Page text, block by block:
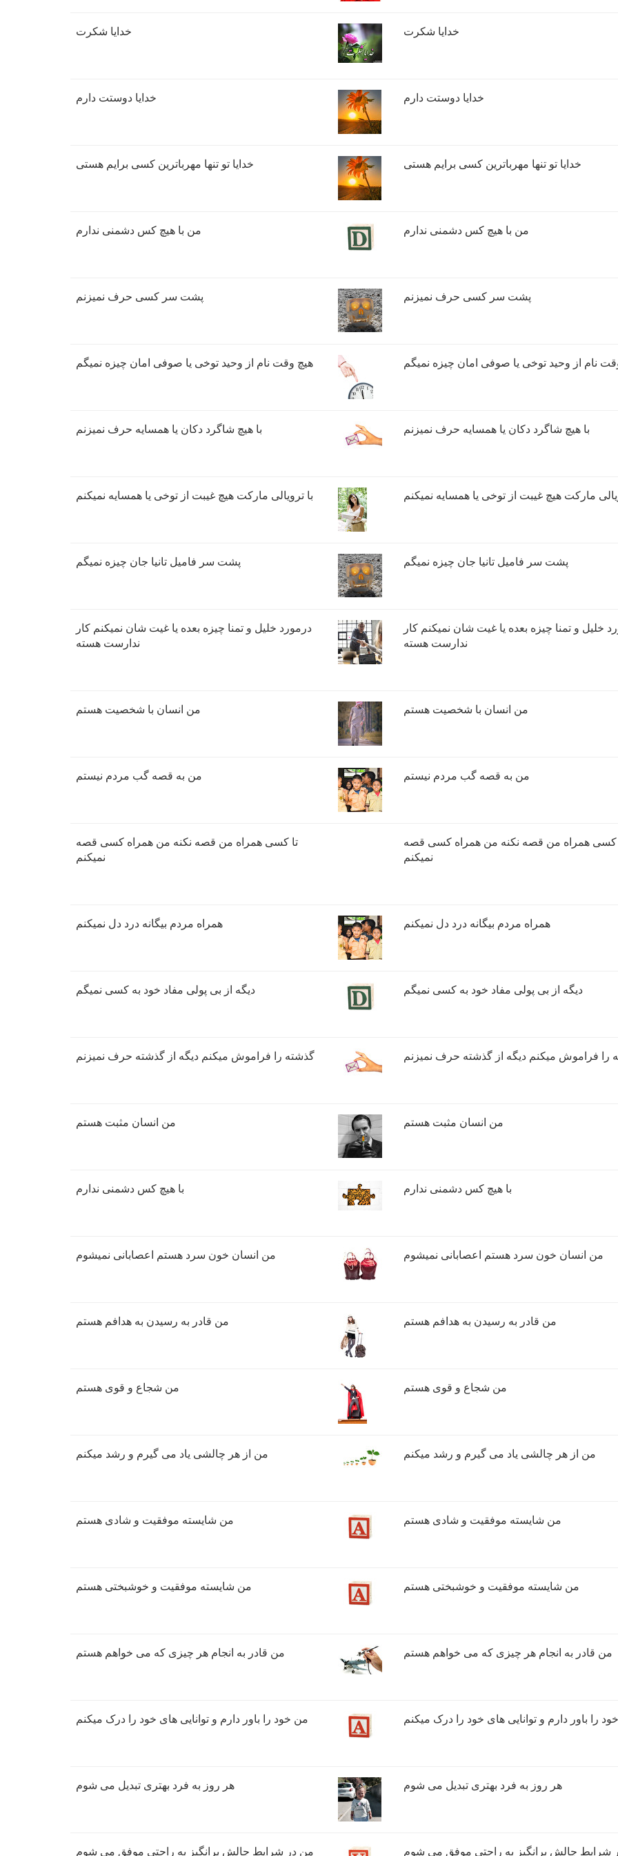
خدایا شکرت خدایا شکرت
خدایا دوستت دارم خدایا دوستت دارم
خدایا تو تنها مهرباترین کسی برایم هستی خدایا تو تنها مهرباترین کسی برایم هستی
من با هیچ کس دشمنی ندارم من با هیچ کس دشمنی ندارم
پشت سر کسی حرف نمیزنم پشت سر کسی حرف نمیزنم
هیچ وقت نام از وحید توخی یا صوفی امان چیزه نمیگم نام از وحید توخی یا صوفی امان چیزه نمیگم
با هیچ شاگرد دکان یا همسایه حرف نمیزنم با هیچ شاگرد دکان یا همسایه حرف نمیزنم
با ترویالی مارکت هیچ غیبت از توخی یا همسایه نمیکنم مارکت هیچ غیبت از توخی یا همسایه نمیکنم
پشت سر فامیل تانیا جان چیزه نمیگم پشت سر فامیل تانیا جان چیزه نمیگم
درمورد خلیل و تمنا چیزه بعده یا غیت شان نمیکنم کار
ندارست هسته
خلیل و تمنا چیزه بعده یا غیت شان نمیکنم کار
ندارست هسته
من انسان با شخصیت هستم من انسان با شخصیت هستم
من به قصه گب مردم نیستم من به قصه گب مردم نیستم
تا کسی همراه من قصه نکنه من همراه کسی قصه
نمیکنم
کسی همراه من قصه نکنه من همراه کسی قصه
نمیکنم
همراه مردم بیگانه درد دل نمیکنم همراه مردم بیگانه درد دل نمیکنم
دیگه از بی پولی مفاد خود به کسی نمیگم دیگه از بی پولی مفاد خود به کسی نمیگم
گذشته را فراموش میکنم دیگه از گذشته حرف نمیزنم را فراموش میکنم دیگه از گذشته حرف نمیزنم
من انسان مثبت هستم من انسان مثبت هستم
با هیچ کس دشمنی ندارم با هیچ کس دشمنی ندارم
من انسان خون سرد هستم اعصابانی نمیشوم من انسان خون سرد هستم اعصابانی نمیشوم
من قادر به رسیدن به هدافم هستم من قادر به رسیدن به هدافم هستم
من شجاع و قوی هستم من شجاع و قوی هستم
من از هر چالشی یاد می گیرم و رشد میکنم من از هر چالشی یاد می گیرم و رشد میکنم
من شایسته موفقیت و شادی هستم من شایسته موفقیت و شادی هستم
من شایسته موفقیت و خوشبختی هستم
من قادر به انجام هر چیزی که می خواهم هستم من قادر به انجام هر چیزی که می خواهم هستم
من خود را باور دارم و توانایی های خود را درک میکنم را باور دارم و توانایی های خود را درک میکنم
هر روز به فرد بهتری تبدیل می شوم هر روز به فرد بهتری تبدیل می شوم
من در شرایط چالش برانگیز به راحتی موفق می شوم شرایط چالش برانگیز به راحتی موفق می شوم